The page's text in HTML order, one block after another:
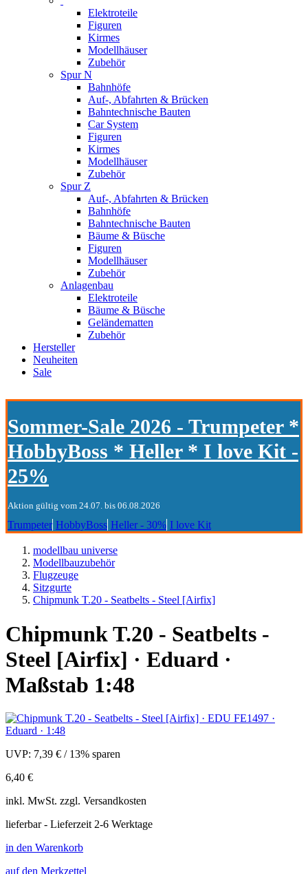
Elektroteile
Figuren
Kirmes
Modellhäuser
Zubehör
Spur N
Bahnhöfe
Auf-, Abfahrten & Brücken
Bahntechnische Bauten
Car System
Figuren
Kirmes
Modellhäuser
Zubehör
Spur Z
Auf-, Abfahrten & Brücken
Bahnhöfe
Bahntechnische Bauten
Bäume & Büsche
Figuren
Modellhäuser
Zubehör
Anlagenbau
Elektroteile
Bäume & Büsche
Geländematten
Zubehör
Hersteller
Neuheiten
Sale
Sommer-Sale 2026 - Trumpeter *
HobbyBoss * Heller * I love Kit -
25%
Aktion gültig vom 24.07. bis 06.08.2026
Trumpeter HobbyBoss Heller - 30% I love Kit
modellbau universe
Modellbauzubehör
Flugzeuge
Sitzgurte
Chipmunk T.20 - Seatbelts - Steel [Airfix]
Chipmunk T.20 - Seatbelts -
Steel [Airfix] · Eduard ·
Maßstab 1:48
UVP: 7,39 € / 13% sparen
6,40 €
inkl. MwSt. zzgl. Versandkosten
lieferbar - Lieferzeit 2-6 Werktage
in den Warenkorb
auf den Merkzettel